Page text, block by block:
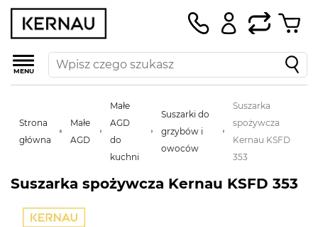
MENU
Strona
główna
Małe
AGD
Małe
AGD
do
kuchni
Suszarki do
grzybów i
owoców
Suszarka
spożywcza
Kernau KSFD
353
Suszarka spożywcza Kernau KSFD 353